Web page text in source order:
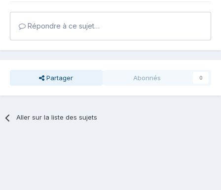
Répondre à ce sujet…
Partager Abonnés 0
Aller sur la liste des sujets